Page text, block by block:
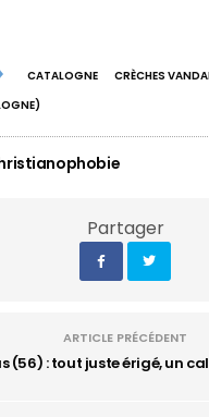
CATALOGNE CRÈCHES
Partager
ARTICLE PRÉCÉDENT
(56) : tout juste érigé, un